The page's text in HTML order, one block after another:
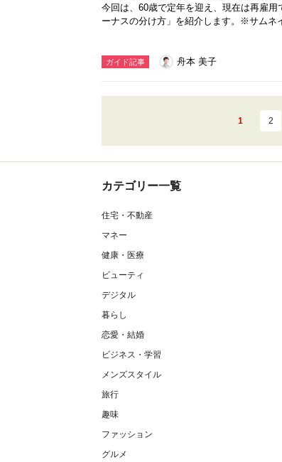
今回は、60歳で定年を迎え、現在は再雇
ーナスの分け方」を紹介します。※サムネ
ガイド記事 舟本 美子
1 2
カテゴリー一覧
住宅・不動産
マネー
健康・医療
ビューティ
デジタル
暮らし
恋愛・結婚
ビジネス・学習
メンズスタイル
旅行
趣味
ファッション
グルメ